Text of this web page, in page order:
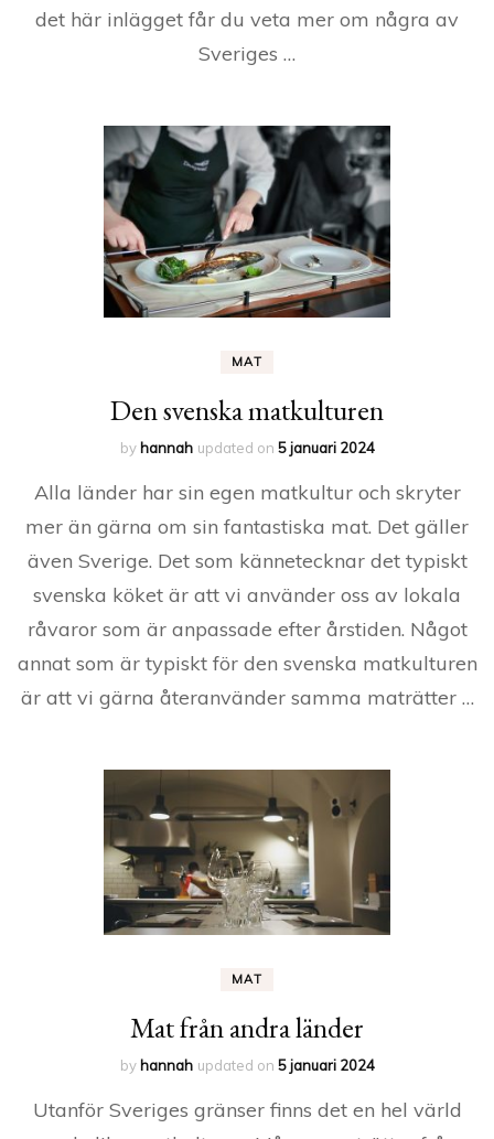
det här inlägget får du veta mer om några av
Sveriges …
MAT
Den svenska matkulturen
by hannah updated on 5 januari 2024
Alla länder har sin egen matkultur och skryter
mer än gärna om sin fantastiska mat. Det gäller
även Sverige. Det som kännetecknar det typiskt
svenska köket är att vi använder oss av lokala
råvaror som är anpassade efter årstiden. Något
annat som är typiskt för den svenska matkulturen
är att vi gärna återanvänder samma maträtter …
MAT
Mat från andra länder
byhannah updated on 5 januari 2024
Utanför Sveriges gränser finns det en hel värld